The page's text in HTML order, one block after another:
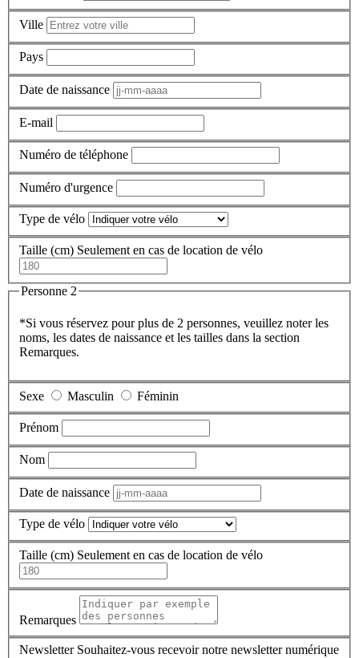
Ville
Pays
Date de naissance
E-mail
Numéro de téléphone
Numéro d'urgence
Type de vélo
Taille (cm) Seulement en cas de location de vélo
Personne 2
*Si vous réservez pour plus de 2 personnes, veuillez noter les
noms, les dates de naissance et les tailles dans la section
Remarques.
Sexe Masculin Féminin
Prénom
Nom
Date de naissance
Type de vélo
Taille (cm) Seulement en cas de location de vélo
Remarques
Newsletter Souhaitez-vous recevoir notre newsletter numérique